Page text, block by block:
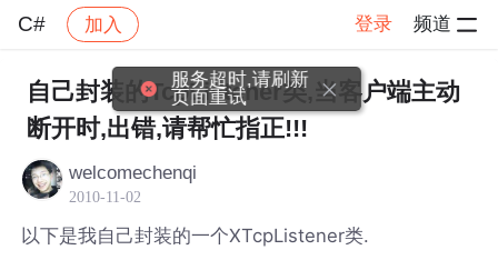
C# 加入 登录 频道
社区 C# 帖子详情
自己封装的TcpListener类,当客户端主动
断开时,出错,请帮忙指正!!!
welcomechenqi
2010-11-02
以下是我自己封装的一个XTcpListener类.